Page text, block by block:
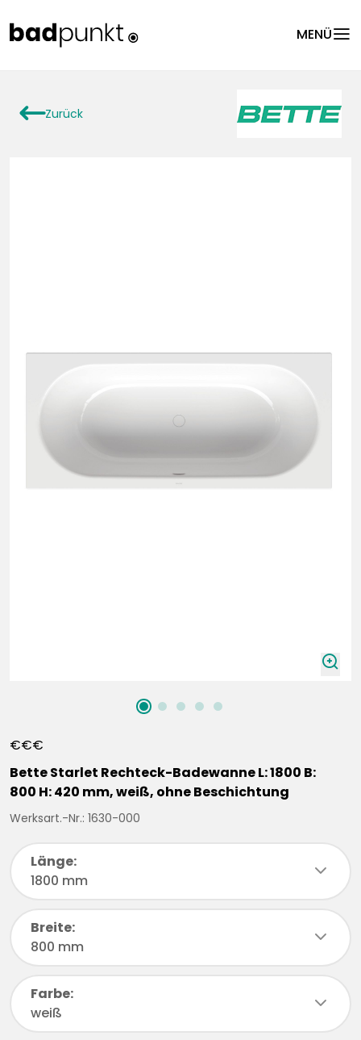
MENÜmenu
arrowLeftZurück
zoomIn
€€€
Bette Starlet Rechteck-Badewanne L: 1800 B:
800 H: 420 mm, weiß, ohne Beschichtung
Werksart.-Nr.: 1630-000
Länge:
1800 mm
chevronDown
Breite:
800 mm
chevronDown
Farbe:
weiß
chevronDown